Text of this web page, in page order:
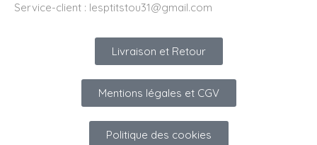
Service-client : lesptitstou31@gmail.com
Livraison et Retour
Mentions légales et CGV
Politique des cookies